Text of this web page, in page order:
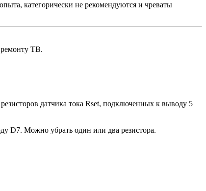
категорически не рекомендуются и чреваты
ТВ.
датчика тока Rset, подключенных к выводу 5
D7. Можно убрать один или два резистора.